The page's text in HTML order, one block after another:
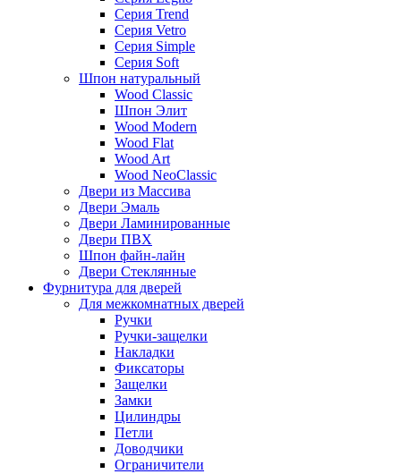
Серия Trend
Серия Vetro
Серия Simple
Серия Soft
Шпон натуральный
Wood Classic
Шпон Элит
Wood Modern
Wood Flat
Wood Art
Wood NeoClassic
Двери из Массива
Двери Эмаль
Двери Ламинированные
Двери ПВХ
Шпон файн-лайн
Двери Стеклянные
Фурнитура для дверей
Для межкомнатных дверей
Ручки
Ручки-защелки
Накладки
Фиксаторы
Защелки
Замки
Цилиндры
Петли
Доводчики
Ограничители